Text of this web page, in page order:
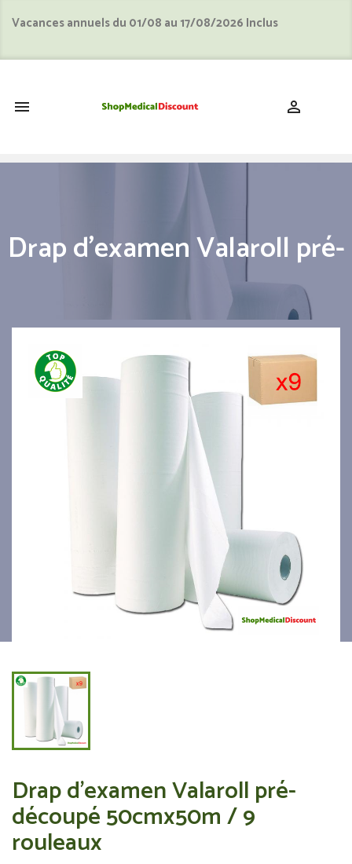
Vacances annuels du 01/08 au 17/08/2026 Inclus
 
Drap d'examen Valaroll pré-
découpé 50cmx50m / 9
rouleaux
Drap d'examen Valaroll pré-
découpé 50cmx50m / 9
rouleaux